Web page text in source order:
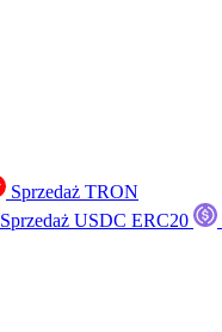
Sprzedaż TRON
Sprzedaż USDC ERC20